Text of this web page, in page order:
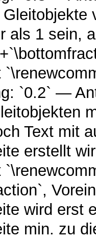
als 1 sein,
`0.2` —
Text mit
erstellt
wird erst
min. zu